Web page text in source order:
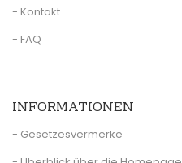
- Kontakt
- FAQ
INFORMATIONEN
- Gesetzesvermerke